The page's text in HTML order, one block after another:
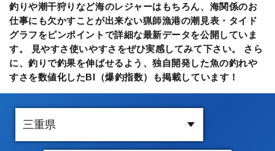
釣りや潮干狩りなど海のレジャーはもちろん、海関係のお
仕事にも欠かすことが出来ない猟師漁港の潮見表・タイド
グラフをピンポイントで詳細な最新データを公開していま
す。 見やすさ使いやすさをぜひ実感してみて下さい。 さら
に、釣りで釣果を伸ばせるよう、独自開発した魚の釣れや
すさを数値化したBI（爆釣指数）も掲載しています！